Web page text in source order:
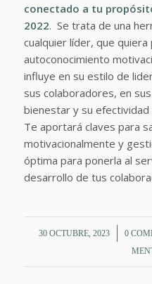
conectado a tu
2022. Se trata de una
cualquier líder, que
autoconocimiento
influye en su estilo de
sus colaboradores, en
bienestar y su
Te aportará claves para
motivacionalmente y
óptima para ponerla al
desarrollo de tus
30 OCTUBRE, 2023
/ 0